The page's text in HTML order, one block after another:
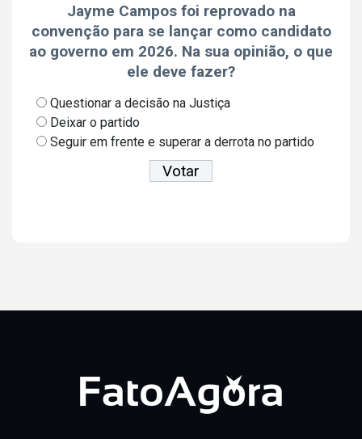
Jayme Campos foi reprovado na
convenção para se lançar como candidato
ao governo em 2026. Na sua opinião, o que
ele deve fazer?
Questionar a decisão na Justiça
Deixar o partido
Seguir em frente e superar a derrota no partido